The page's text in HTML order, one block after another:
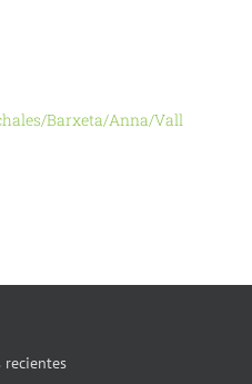
Barxeta/Anna/Vall
recientes